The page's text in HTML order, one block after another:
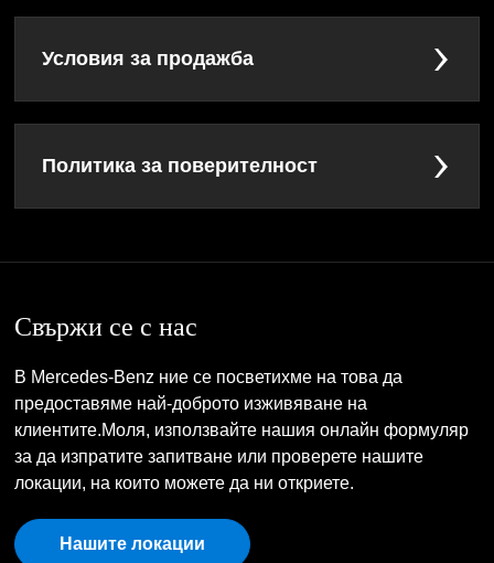
Условия за продажба
Политика за поверителност
Свържи се с нас
В Mercedes-Benz ние се посветихме на това да
предоставяме най-доброто изживяване на
клиентите.Моля, използвайте нашия онлайн формуляр
за да изпратите запитване или проверете нашите
локации, на които можете да ни откриете.
Нашите локации